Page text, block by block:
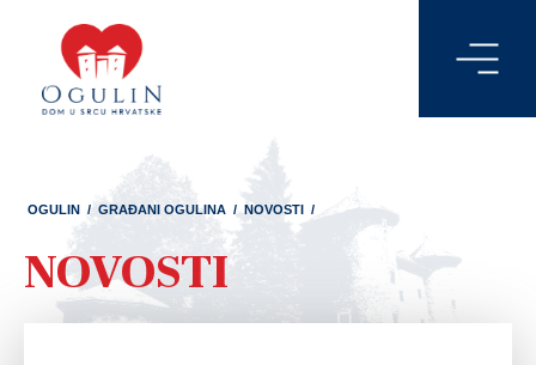
OGULIN / GRAĐANI OGULINA / NOVOSTI /
NOVOSTI